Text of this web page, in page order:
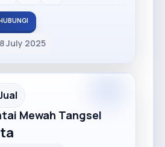
July 2025
Mewah Tangsel